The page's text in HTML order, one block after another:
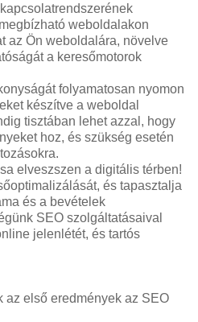
weboldalakon
az Ön weboldalára, növelve
a keresőmotorok
folyamatosan nyomon
készítve a weboldal
tisztában lehet azzal, hogy
hoz, és szükség esetén
elveszszen a digitális térben!
és tapasztalja
és a bevételek
SEO szolgáltatásaival
jelenlétét, és tartós
az első eredmények az SEO